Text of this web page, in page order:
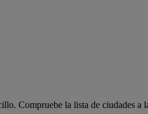
Compruebe la lista de ciudades